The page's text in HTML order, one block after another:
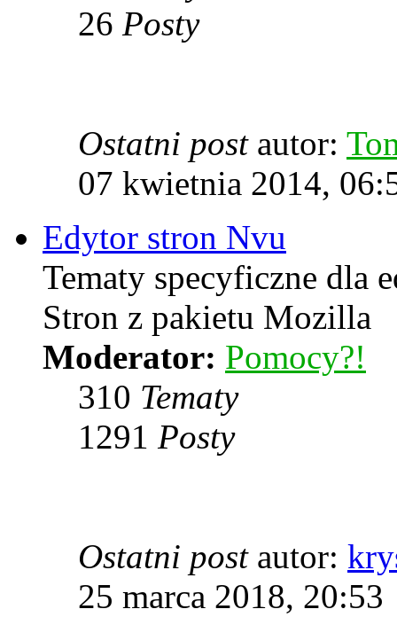
26 Posty
Ostatni postautor:
07 kwietnia 2014,
Edytor stron Nvu
Tematy specyficzne dla
Stron z pakietu Mozilla
Moderator: Pomocy?!
310 Tematy
1291 Posty
Ostatni postautor:
25 marca 2018, 20:53